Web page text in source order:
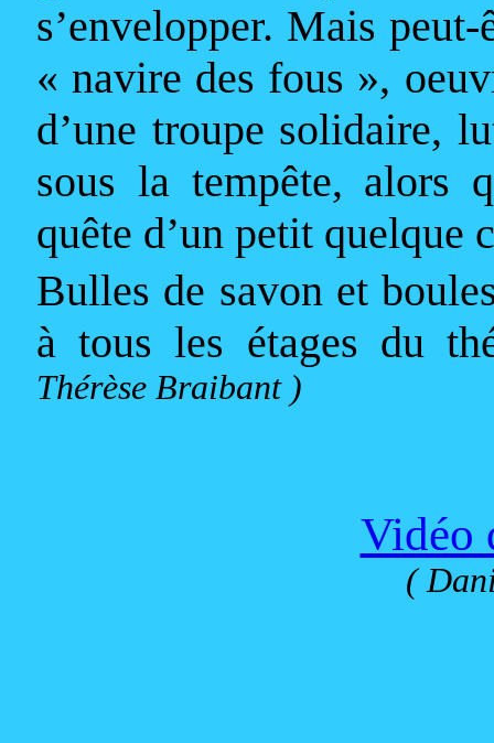
s’envelopper. Mais
« navire des fous »,
d’une troupe solidaire,
sous la tempête, alors
quête d’un petit quelque
Bulles de savon et
à tous les étages du
Thérèse Braibant )
Vidéo
(